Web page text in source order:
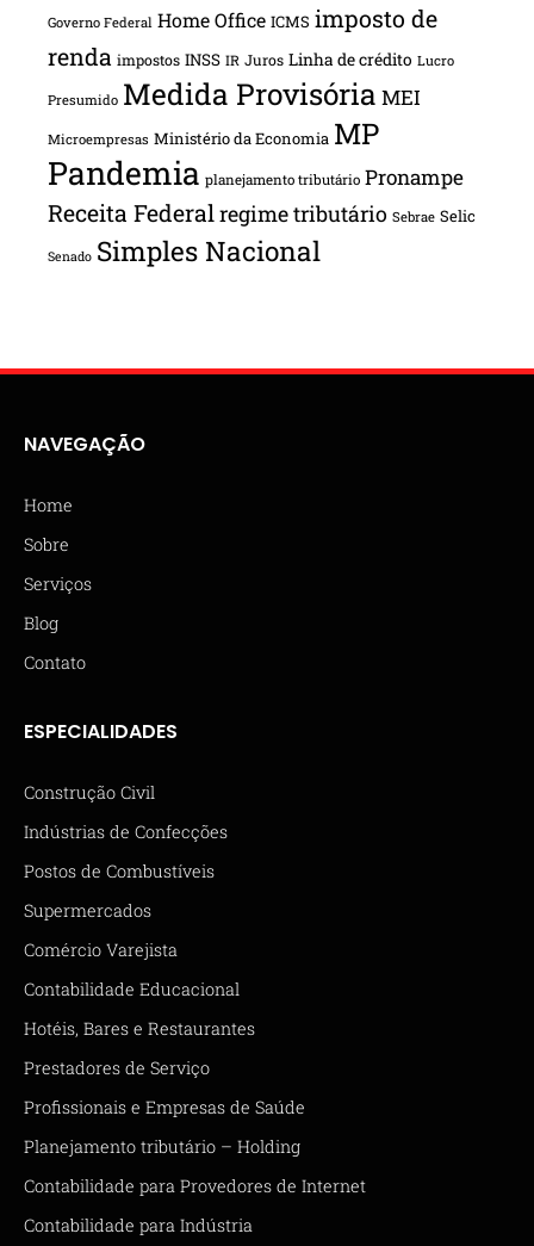
Governo Federal Home Office ICMS imposto de
renda impostos INSS IR Juros Linha de crédito Lucro
Presumido Medida Provisória MEI
Microempresas Ministério da Economia MP
Pandemia planejamento tributário Pronampe
Receita Federalregime tributário Sebrae Selic
Senado Simples Nacional
NAVEGAÇÃO
Home
Sobre
Serviços
Blog
Contato
ESPECIALIDADES
Construção Civil
Indústrias de Confecções
Postos de Combustíveis
Supermercados
Comércio Varejista
Contabilidade Educacional
Hotéis, Bares e Restaurantes
Prestadores de Serviço
Profissionais e Empresas de Saúde
Planejamento tributário – Holding
Contabilidade para Provedores de Internet
Contabilidade para Indústria